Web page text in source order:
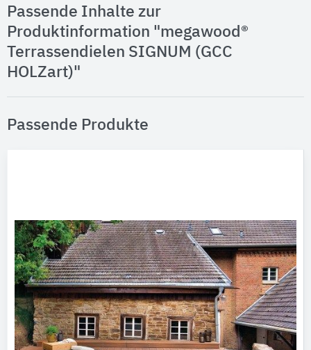
Passende Inhalte zur
Produktinformation "megawood®
Terrassendielen SIGNUM (GCC
HOLZart)"
Passende Produkte